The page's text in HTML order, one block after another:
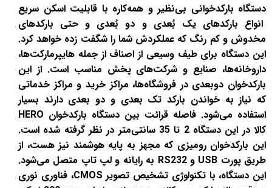
دستگاه بارکدخوانی بی‌نظیر و همه‌کاره با قابلیت اسکن سریع
انواع بارکدهای یک بُعدی و دو بُعدی و حتی بارکدهای
مخدوش و کم رنگ که عملکردش شما را شگفت زده خواهد کرد.
این دستگاه برای طیف وسیعی از اصناف از جمله هایپرمارکت‌ها،
داروخانه‌ها، صنایع و شرکت‌های پخش مناسب است. از این
بارکدخوان دوبعدی در فروشگاه‌ها، مراکز خرید و مراکز خدماتی
که نیاز به خواندن بارکد تک بعدی و دو بعدی دارند بسیار
استفاده می‌شود. فاصله قرائت بین دستگاه بارکدخوان HERO
کالا در این دستگاه 2 تا 35 سانتی‌متر در نظر گرفته شده است.
این بارکدخوان رومیزی که مجهز به پایه هوشمند نیز هست، از
طریق پورت USB و RS232 به رایانه و لپ تاپ متصل می‌شود.
این دستگاه، با تکنولوژی تشخیص تصویر CMOS، فناوری نوری